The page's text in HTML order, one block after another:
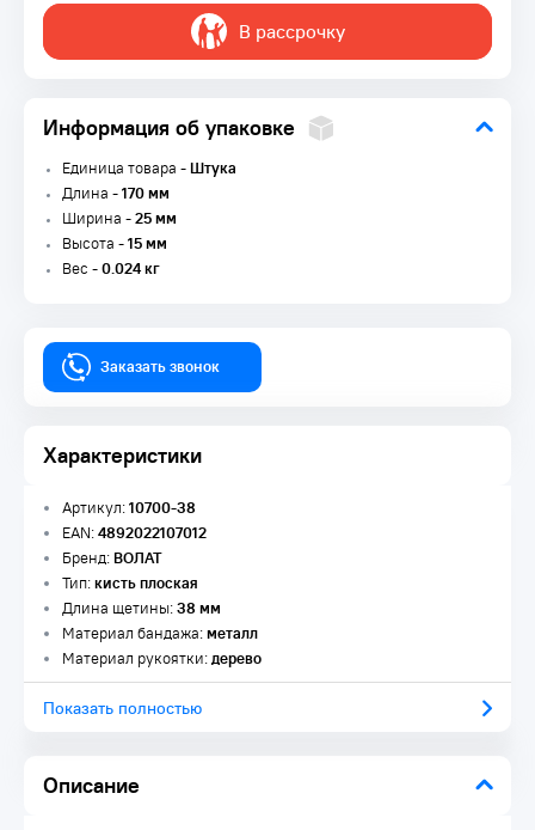
В рассрочку
Информация об упаковке
Единица товара -Штука
Длина -170 мм
Ширина -25 мм
Высота -15 мм
Вес -0.024 кг
Заказать звонок
Характеристики
Описание
Артикул:10700-38
EAN:4892022107012
Бренд:ВОЛАТ
Тип:кисть плоская
Длина щетины:38 мм
Материал бандажа:металл
Материал рукоятки:дерево
Показать полностью